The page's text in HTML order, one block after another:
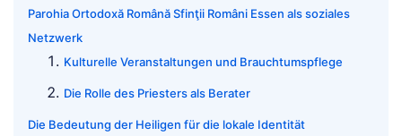
Parohia Ortodoxă Română Sfinţii Români Essen als soziales
Netzwerk
Kulturelle Veranstaltungen und Brauchtumspflege
Die Rolle des Priesters als Berater
Die Bedeutung der Heiligen für die lokale Identität